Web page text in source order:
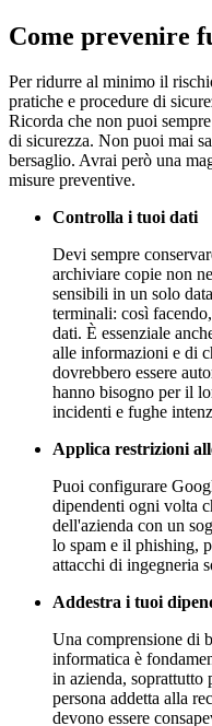
Come prevenire
Per ridurre al minimo il
pratiche e procedure di
Ricorda che non puoi
di sicurezza. Non puoi mai
bersaglio. Avrai però una
misure preventive.
Controlla i tuoi dati
Devi sempre
archiviare copie non
sensibili in un solo
terminali: così
dati. È essenziale
alle informazioni e di
dovrebbero essere
hanno bisogno per il
incidenti e fughe
Applica restrizioni
Puoi configurare
dipendenti ogni volta
dell'azienda con un
lo spam e il phishing,
attacchi di ingegneria
Addestra i tuoi
Una comprensione di
informatica è
in azienda, soprattutto
persona addetta alla
devono essere